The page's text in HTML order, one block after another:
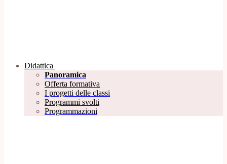
Didattica
Panoramica
Offerta formativa
I progetti delle classi
Programmi svolti
Programmazioni